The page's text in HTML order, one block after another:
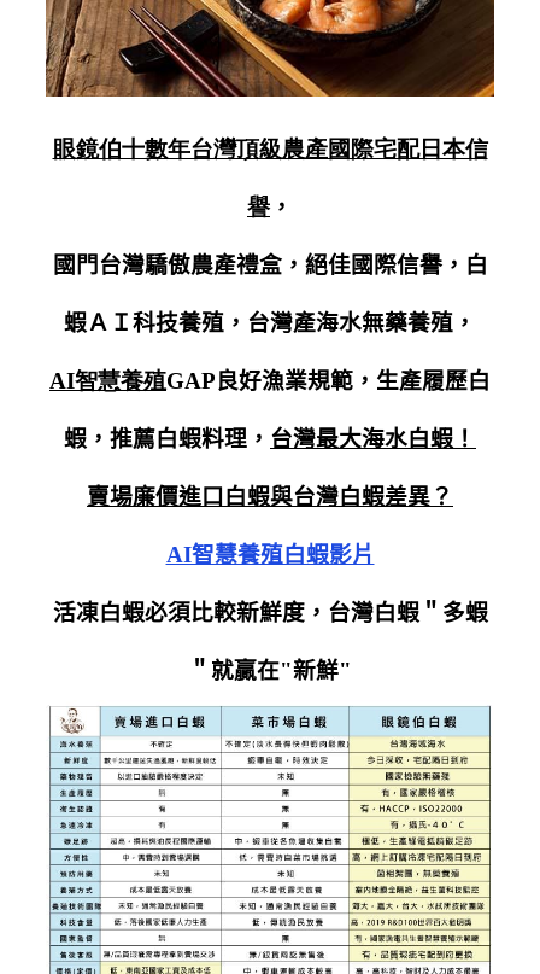
眼鏡伯十數年台灣頂級農產國際宅配日本信
譽，
國門台灣驕傲農產禮盒，絕佳國際信譽，白
蝦ＡＩ科技養殖，台灣產海水無藥養殖，
AI智慧養殖GAP 良好漁業規範，生產履歷白
蝦， 推薦白蝦料理， 台灣最大海水白蝦！
賣場廉價進口白蝦與台灣白蝦差異？
AI智慧養殖白蝦影片
活凍白蝦必須比較新鮮度，台灣白蝦＂多蝦
＂就贏在"新鮮"